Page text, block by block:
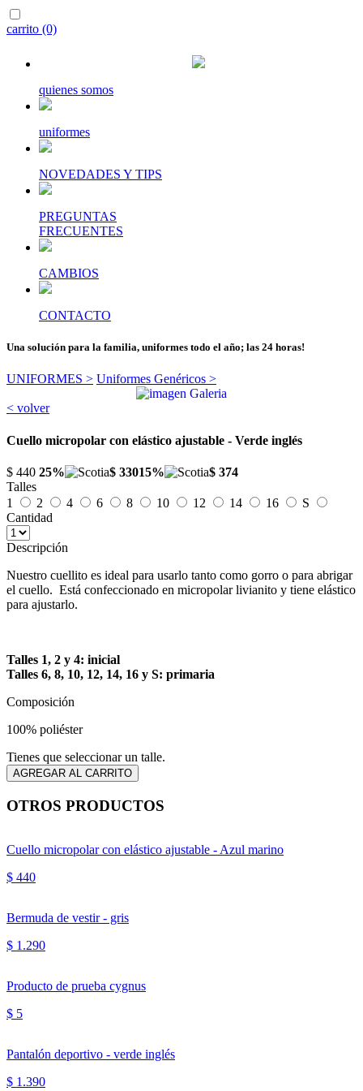
carrito (0)
quienes somos
uniformes
NOVEDADES Y TIPS
PREGUNTAS
FRECUENTES
CAMBIOS
CONTACTO
Una solución para la familia, uniformes todo el año; las 24 horas!
UNIFORMES > Uniformes Genéricos >
< volver
Cuello micropolar con elástico ajustable - Verde inglés
$ 440 25% $ 33015%
$ 374
Talles
1
2 4 6 8 10 12 14 16
S
Cantidad
Descripción
Nuestro cuellito es ideal para usarlo tanto como gorro o para abrigar
el cuello. Está confeccionado en micropolar livianito y tiene elástico
para ajustarlo.
Talles 1, 2 y 4: inicial
Talles 6, 8, 10, 12, 14, 16 y S: primaria
Composición
100% poliéster
Tienes que seleccionar un talle.
OTROS PRODUCTOS
Cuello micropolar con elástico ajustable - Azul marino
$ 440
Bermuda de vestir - gris
$ 1.290
Producto de prueba cygnus
$ 5
Pantalón deportivo - verde inglés
$ 1.390